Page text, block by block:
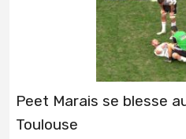
Peet Marais se blesse
Toulouse